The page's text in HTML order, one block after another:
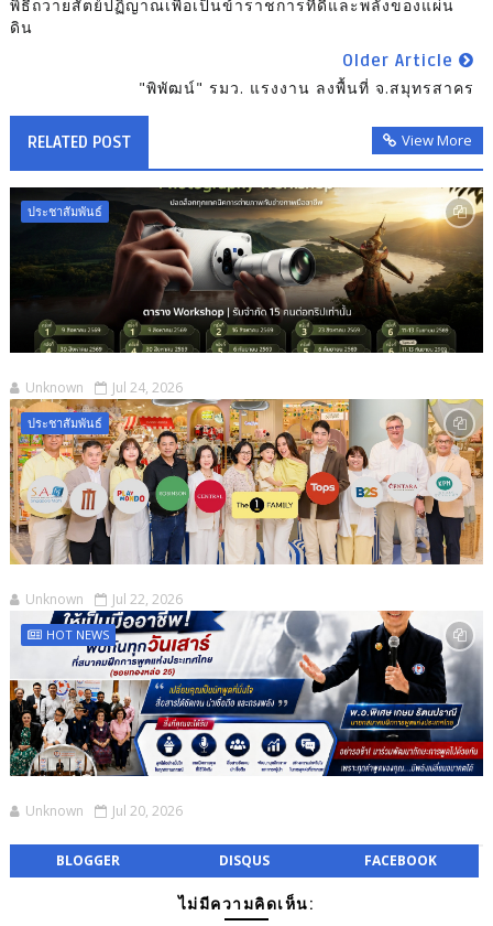
พิธีถวายสัตย์ปฏิญาณเพื่อเป็นข้าราชการที่ดีและพลังของแผ่น
ดิน
Older Article
"พิพัฒน์" รมว. แรงงาน ลงพื้นที่ จ.สมุทรสาคร
RELATED POST View More
ประชาสัมพันธ์
Unknown Jul 24, 2026
ประชาสัมพันธ์
Unknown Jul 22, 2026
HOT NEWS
Unknown Jul 20, 2026
BLOGGER DISQUS FACEBOOK
ไม่มีความคิดเห็น: